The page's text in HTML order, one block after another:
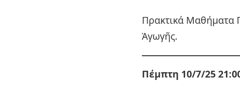
Πρακτικά Μαθήματα
Ἀγωγῆς.
Πέμπτη 10/7/25